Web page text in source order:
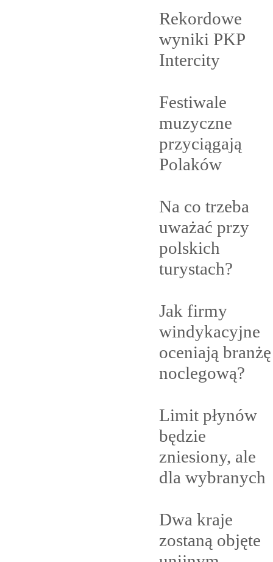
Rekordowe
wyniki PKP
Intercity
Festiwale
muzyczne
przyciągają
Polaków
Na co trzeba
uważać przy
polskich
turystach?
Jak firmy
windykacyjne
oceniają branżę
noclegową?
Limit płynów
będzie
zniesiony, ale
dla wybranych
Dwa kraje
zostaną objęte